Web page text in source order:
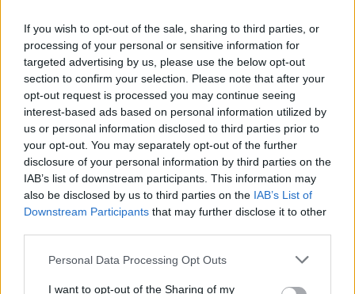
If you wish to opt-out of the sale, sharing to third parties, or
processing of your personal or sensitive information for
targeted advertising by us, please use the below opt-out
section to confirm your selection. Please note that after your
opt-out request is processed you may continue seeing
interest-based ads based on personal information utilized by
us or personal information disclosed to third parties prior to
your opt-out. You may separately opt-out of the further
disclosure of your personal information by third parties on the
IAB’s list of downstream participants. This information may
also be disclosed by us to third parties on the IAB’s List of
Downstream Participants that may further disclose it to other
Personal Data Processing Opt Outs
I want to opt-out of the Sharing of my
z družic. Jejich konstanta se už zařadila do světových
tabulek po bok Newtonovy gravitační konstanty.
Vatrt nyní čeká, zda podle něj největší objev české
geodézie přijme i svět na Valném shromáždění geodetické
a geofyzikální unie, které se uskuteční letos v červnu v
Austrálii.
„Kdyby to vypočítal Američan či Němec, je to uznané hned.
Ale my ji musíme ještě dokazovat,“ řekl Vatrt a dodal, že
dnes má podle jejich postupu sjednocené výšky už zhruba
80 procent zemí.